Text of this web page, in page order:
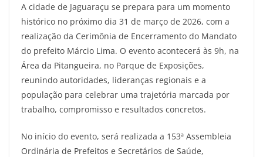
A cidade de Jaguaraçu se prepara para um momento
histórico no próximo dia 31 de março de 2026, com a
realização da Cerimônia de Encerramento do Mandato
do prefeito Márcio Lima. O evento acontecerá às 9h, na
Área da Pitangueira, no Parque de Exposições,
reunindo autoridades, lideranças regionais e a
população para celebrar uma trajetória marcada por
trabalho, compromisso e resultados concretos.
No início do evento, será realizada a 153ª Assembleia
Ordinária de Prefeitos e Secretários de Saúde,